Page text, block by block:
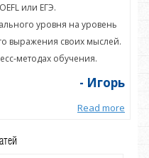
или ЕГЭ.
уровня на уровень
выражения своих мыслей.
методах обучения.
- Игорь
Read more